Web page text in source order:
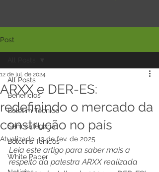
Post
All Posts
Benefícios
Boletim Técnico
Sem categoria
Boletins Ténicos
White Paper
ARXX e DER-ES:
redefinindo o mercado da
construção no país
12 de jul. de 2024
Atualizado:13 de fev. de 2025
Leia este artigo para saber mais a
respeito da palestra ARXX realizada